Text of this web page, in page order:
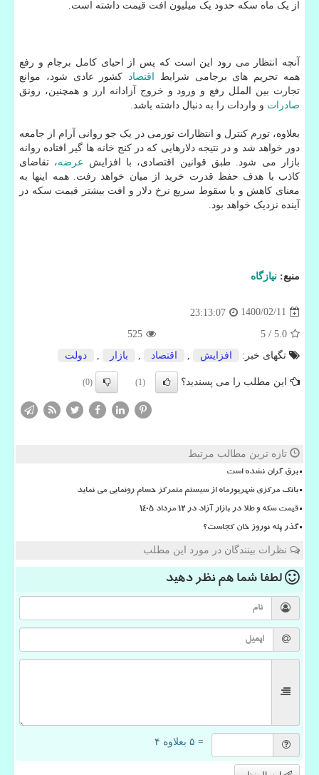
از یک ماه سکه حدود یک میلیون افت قیمت داشته است.
آنچه انتظار می رود این است که پس از احیای کامل برجام و رفع
همه تحریم های برجامی شرایط
اقتصاد
کشور عادی شود، موانع
تجارت بین الملل رفع و ورود و خروج آزادانه ارز و همچنین، رونق
صادرات و واردات را به دنبال داشته باشد.
بعلاوه، تورم کنترل و انتظارات تورمی در یک جو روانی آرام از جامعه
دور خواهد شد و در نتیجه دلارهایی که در کنج خانه ها گیر افتاده روانه
بازار می شود. طبق قوانین اقتصادی، با افزایش عرضه، تقاضای
کاذب با هدف حفظ قدرت خرید از میان خواهد رفت. همه اینها به
معنای کاهش و یا سقوط سریع نرخ دلار و افت بیشتر قیمت سکه در
آینده نزدیک خواهد بود.
منبع: نیازگاه
1400/02/11
23:13:07
5.0
/
5
525
تگهای خبر:
افزایش اقتصاد بازار دولت
این مطلب را می پسندید؟ (1)
(0)
تازه ترین مطالب مرتبط
برق گران نشده است
بانک مرکزی شهریورماه از سیستم متمرکز حسام رونمایی می نماید
قیمت سکه و طلا در بازار آزاد در ۱۲ مرداد ۱۴۰۵
گذر پله نوروز خان کجاست؟
نظرات بینندگان در مورد این مطلب
لطفا شما همنظر دهید
= ۵ بعلاوه ۴